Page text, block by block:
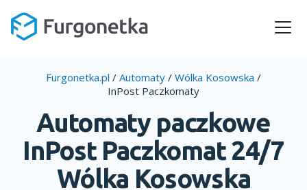
Furgonetka.pl / Automaty / Wólka Kosowska /
InPost Paczkomaty
Automaty paczkowe
InPost Paczkomat 24/7
Wólka Kosowska